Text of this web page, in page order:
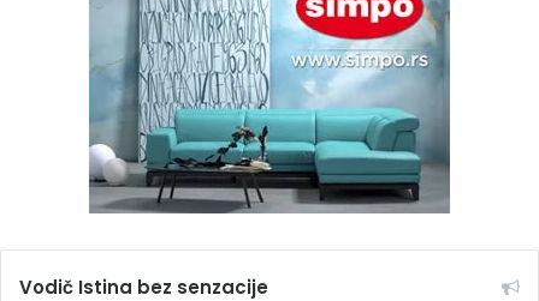
Vodič Istina bez senzacije